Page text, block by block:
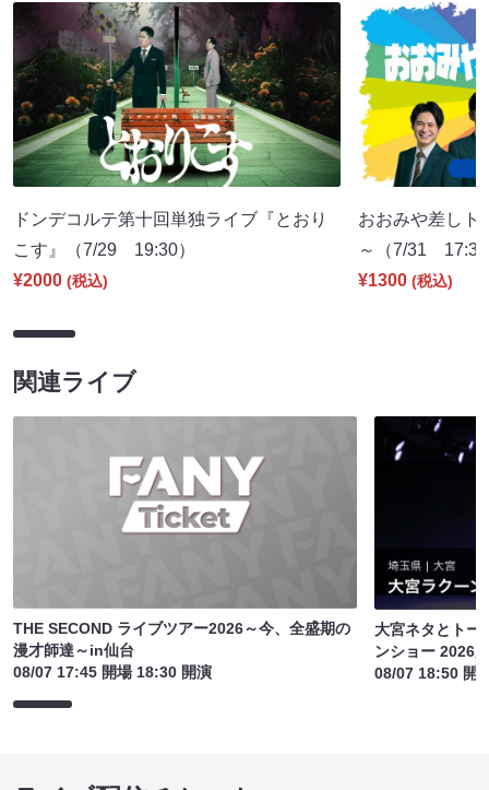
ドンデコルテ第十回単独ライブ『とおり
こす』（7/29 19:30）
¥2000 (税込)
おおみや差しト
～（7/31
¥1300 (税込)
関連ライブ
THE SECOND ライブツアー2026～今、全盛期の
漫才師達～in仙台
08/07 17:45 開場 18:30 開演
大宮ネタとトー
ンショー 2026
08/07 18:50 開